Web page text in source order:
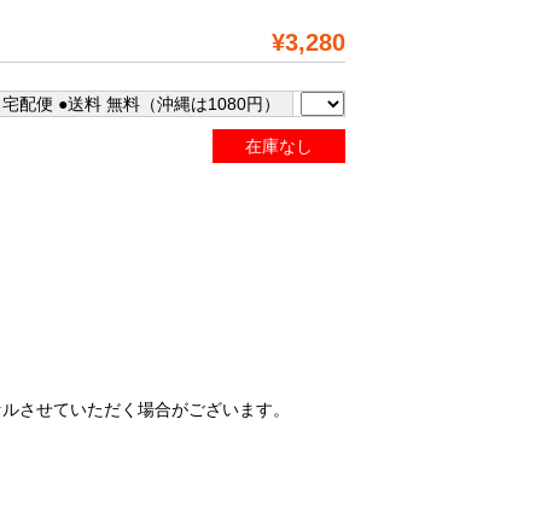
¥3,280
配便 ●送料 無料（沖縄は1080円）
在庫なし
させていただく場合がございます。